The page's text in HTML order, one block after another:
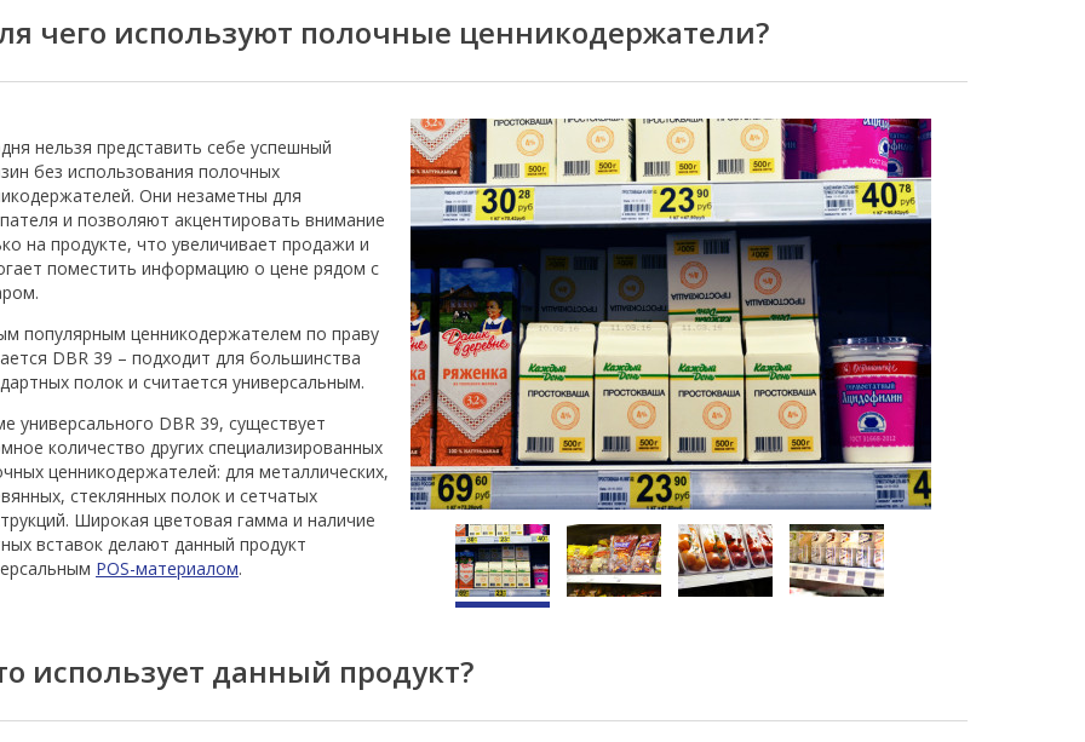
чего используют полочные ценникодержатели?
нельзя представить себе успешный
без использования полочных
Они незаметны для
и позволяют акцентировать внимание
на продукте, что увеличивает продажи и
поместить информацию о цене рядом с
популярным ценникодержателем по праву
DBR 39 – подходит для большинства
полок и считается универсальным.
универсального DBR 39, существует
количество других специализированных
ценникодержателей: для металлических,
стеклянных полок и сетчатых
Широкая цветовая гамма и наличие
вставок делают данный продукт
POS-материалом.
использует данный продукт?